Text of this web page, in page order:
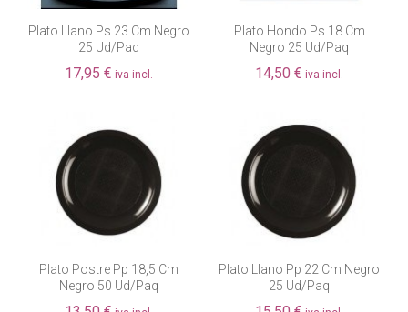
Plato Llano Ps 23 Cm Negro
25 Ud/paq
17,95 € iva incl.
Plato Hondo Ps 18 Cm
Negro 25 Ud/paq
14,50 € iva incl.
Plato Postre Pp 18,5 Cm
Negro 50 Ud/paq
Plato Llano Pp 22 Cm Negro
25 Ud/paq